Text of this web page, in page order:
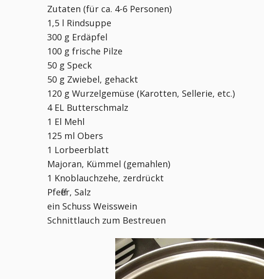
Zutaten (für ca. 4-6 Personen)
1,5 l Rindsuppe
300 g Erdäpfel
100 g frische Pilze
50 g Speck
50 g Zwiebel, gehackt
120 g Wurzelgemüse (Karotten, Sellerie, etc.)
4 EL Butterschmalz
1 El Mehl
125 ml Obers
1 Lorbeerblatt
Majoran, Kümmel (gemahlen)
1 Knoblauchzehe, zerdrückt
Pfeffer, Salz
ein Schuss Weisswein
Schnittlauch zum Bestreuen